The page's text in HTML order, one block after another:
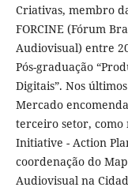
Criativas, membro
FORCINE (Fórum
Audiovisual) entre
Pós-graduação
Digitais”. Nos
Mercado
terceiro setor, como
Initiative - Action
coordenação do
Audiovisual na